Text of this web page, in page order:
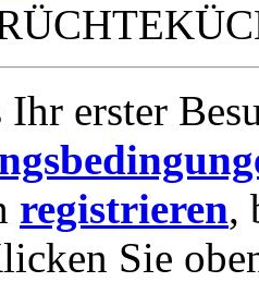
Ihr erster
registrieren,
Sie